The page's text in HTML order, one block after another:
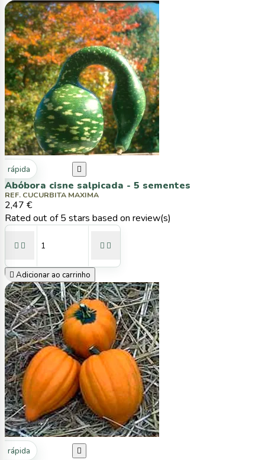
rápida 
Abóbora cisne salpicada - 5 sementes
REF. CUCURBITA MAXIMA
2,47 €
Rated out of 5 stars based on review(s)
   
 Adicionar ao carrinho
rápida 